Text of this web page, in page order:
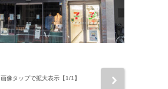
画像タップで拡大表示【1/1】